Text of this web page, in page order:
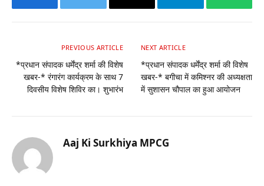
FacebookTwitter Email Telegram
PREVIOUS ARTICLE
*प्रधान संपादक धर्मेंद्र शर्मा की विशेष
खबर-* रंगारंग कार्यक्रम के साथ 7
दिवसीय विशेष शिविर का। शुभारंभ
NEXT ARTICLE
*प्रधान संपादक धर्मेंद्र शर्मा की विशेष
खबर-* बगीचा में कमिश्नर की अध्यक्षता
में सुशासन चौपाल का हुआ आयोजन
Aaj Ki Surkhiya MPCG